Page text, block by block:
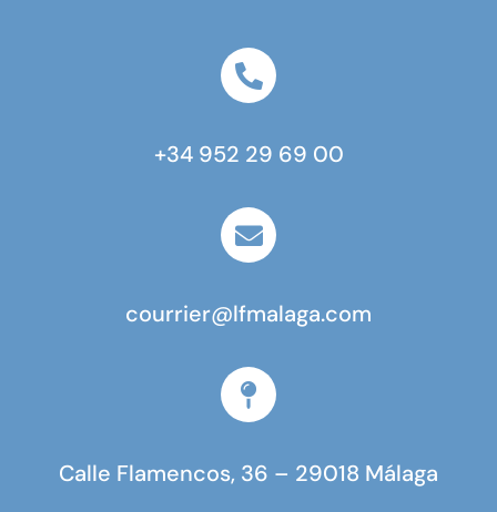
+34 952 29 69 00
courrier@lfmalaga.com
Calle Flamencos, 36 – 29018 Málaga